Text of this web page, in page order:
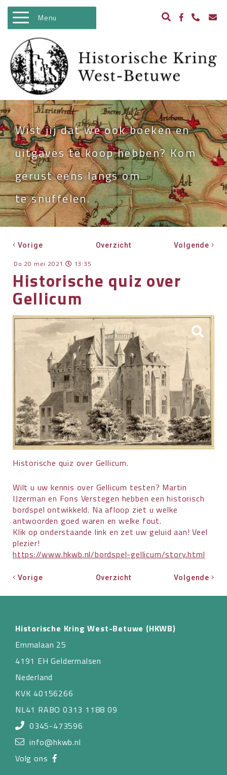
Menu
WELKOM
ACTIVITEITEN
NIEUWS
BIBLIOTHEEK
ARCHEOLOGIE
HISTORIE
BEELDBANK
KASTELEN IN WEST BETUWE
WO II
OVER HKWB
LID WORDEN
CONTACT
Wist jij dat we ook boeken en
uitgaves te koop hebben? Kom
gerust eens langs om
te snuffelen.
Vorige Overzicht Volgende
Do 20 mei 2021 13:35
Historische quiz over
Gellicum
Historische quiz over Gellicum.
Wilt u uw kennis over Gellicum testen? Martin
IJzerman en Fons Verstegen hebben een historisch
bordspel ontwikkeld. Na afloop ziet u welke
antwoorden goed waren en welke fout.
Klik op onderstaande link en zet uw geluid aan! Veel
plezier!
https://www.hkwb.nl/bordspel-gellicum/story.html
Vorige Overzicht Volgende
Historische Kring West-Betuwe (HKWB)
Emmalaan 25
4191 EH Geldermalsen
Nederland
KVK 40156266
NL41 RABO 0313 1188 09
0345-473596
info@hkwb.nl
Volg ons